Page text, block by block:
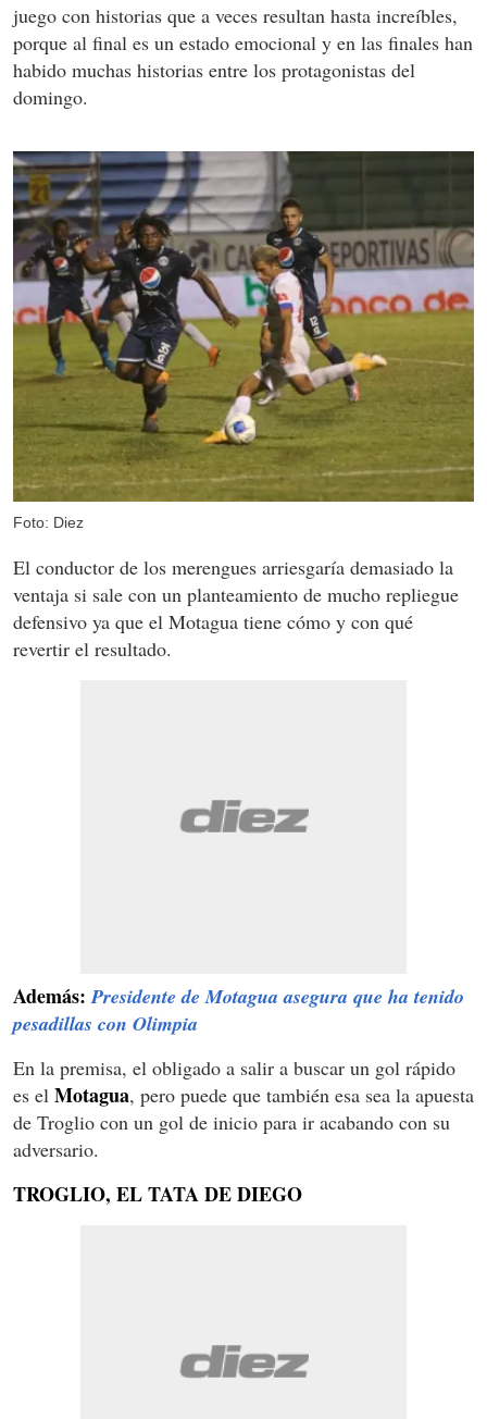
juego con historias que a veces resultan hasta increíbles,
porque al final es un estado emocional y en las finales han
habido muchas historias entre los protagonistas del
domingo.
Foto: Diez
El conductor de los merengues arriesgaría demasiado la
ventaja si sale con un planteamiento de mucho repliegue
defensivo ya que el Motagua tiene cómo y con qué
revertir el resultado.
Además:Presidente de Motagua asegura que ha tenido
pesadillas con Olimpia
En la premisa, el obligado a salir a buscar un gol rápido
es el Motagua, pero puede que también esa sea la apuesta
de Troglio con un gol de inicio para ir acabando con su
adversario.
TROGLIO, EL TATA DE DIEGO